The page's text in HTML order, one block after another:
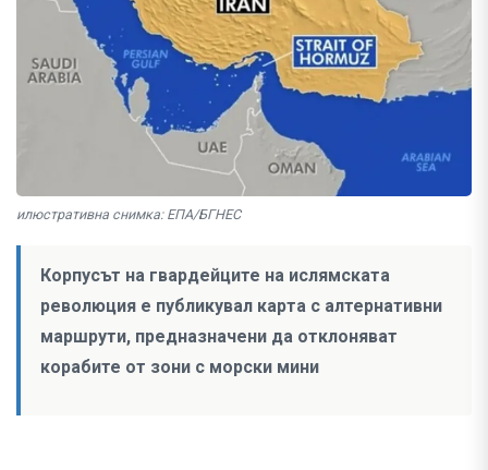
илюстративна снимка: ЕПА/БГНЕС
Корпусът на гвардейците на ислямската
революция е публикувал карта с алтернативни
маршрути, предназначени да отклоняват
корабите от зони с морски мини